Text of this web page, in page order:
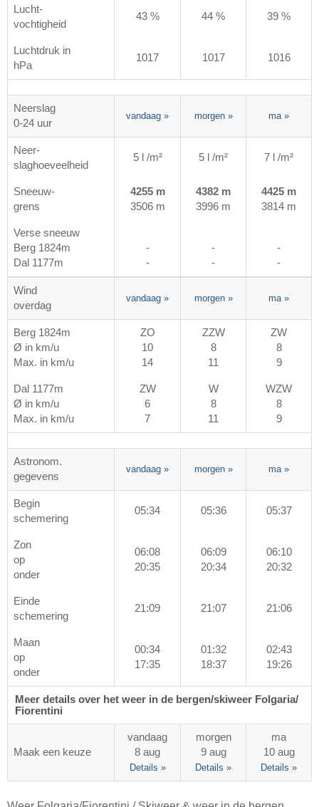
Lucht-
vochtigheid
43 % 44 % 39 %
Luchtdruk in
hPa
1017 1017 1016
Neerslag
0-24 uur
vandaag » morgen » ma »
Neer-
slaghoeveelheid
5 l /m² 5 l /m² 7 l /m²
Sneeuw-
grens
4255 m
3506 m
4382 m
3996 m
4425 m
3814 m
Verse sneeuw
Berg 1824m
Dal 1177m
-
-
-
-
-
-
Wind
overdag
vandaag » morgen » ma »
Berg 1824m
Ø in km/u
Max. in km/u
ZO
10
14
ZZW
8
11
ZW
8
9
Dal 1177m
Ø in km/u
Max. in km/u
ZW
6
7
W
8
11
WZW
8
9
Astronom.
gegevens
vandaag » morgen » ma »
Begin
schemering
05:34 05:36 05:37
Zon
op
onder
06:08
20:35
06:09
20:34
06:10
20:32
Einde
schemering
21:09 21:07 21:06
Maan
op
onder
00:34
17:35
01:32
18:37
02:43
19:26
Meer details over het weer in de bergen/skiweer Folgaria/​
Fiorentini
Maak een keuze
vandaag
8 aug
Details »
morgen
9 aug
Details »
ma
10 aug
Details »